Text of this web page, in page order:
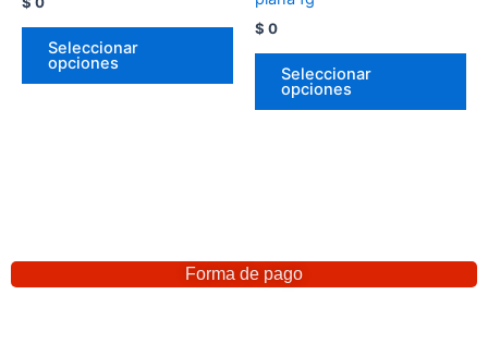
Seleccionar
opciones
$ 0
Seleccionar
opciones
Forma de pago